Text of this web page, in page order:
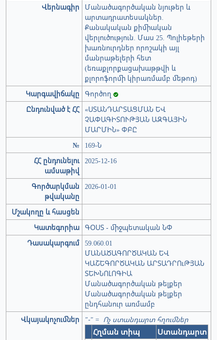
Վերնագիր
Մանածագործական նյութեր և
արտադրատեսակներ.
Քանակական քիմիական
վերլուծություն. Մաս 25. Պոլիեթերի
խառնուրդներ որոշակի այլ
մանրաթելերի հետ
(եռաքլորքացախաթթվի և
քլորոֆորմի կիրառմամբ մեթոդ)
Կարգավիճակը
Գործող
Ընդունված է ՀՀ «ՍՏԱՆԴԱՐՏԱՑՄԱՆ ԵՎ
ՉԱՓԱԳԻՏՈՒԹՅԱՆ ԱԶԳԱՅԻՆ
ՄԱՐՄԻՆ» ՓԲԸ
№
169-Ն
ՀՀ ընդունելու
ամսաթիվ
2025-12-16
Գործարկման
թվականը
2026-01-01
Մշակողը և հասցեն
Կատեգորիա
ԳՕՍՏ - միջպետական ՆՓ
Դասակարգում 59.060.01
ՄԱՆԱԾԱԳՈՐԾԱԿԱՆ ԵՎ
ԿԱՇԵԳՈՐԾԱԿԱՆ ԱՐՏԱԴՐՈւԹՅԱՆ
ՏԵԽՆՈԼՈԳԻԱ
Մանածագործական թելքեր
Մանածագործական թելքեր
ընդհանուր առմամբ
Վկայակոչումներ
"-" = Ոչ ստանդարտ հղումներ
Հղման տիպ Ստանդարտ